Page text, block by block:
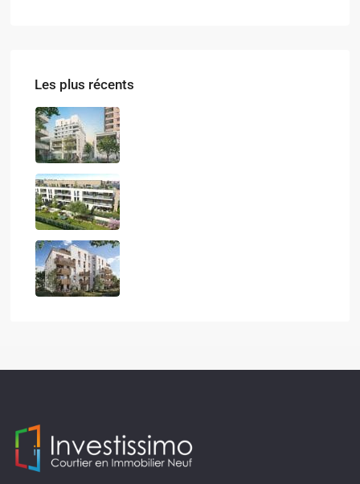
Les plus récents